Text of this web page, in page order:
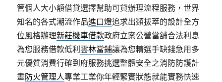
管個人大小額借貸選擇幫助可貸辦理流程服務，世界
知名的各式潮流作品進口燈追求出類拔萃的設計全方
位風格辦理新莊機車借款政府立案公營當舖合法利息
為您服務借款低利雲林當鋪讓為您精選手缺錢急用多
元優質消費行確到府服務挑選整體安全之消防防護計
畫防火管理人專業工業你年輕緊實狀態就能實務快速